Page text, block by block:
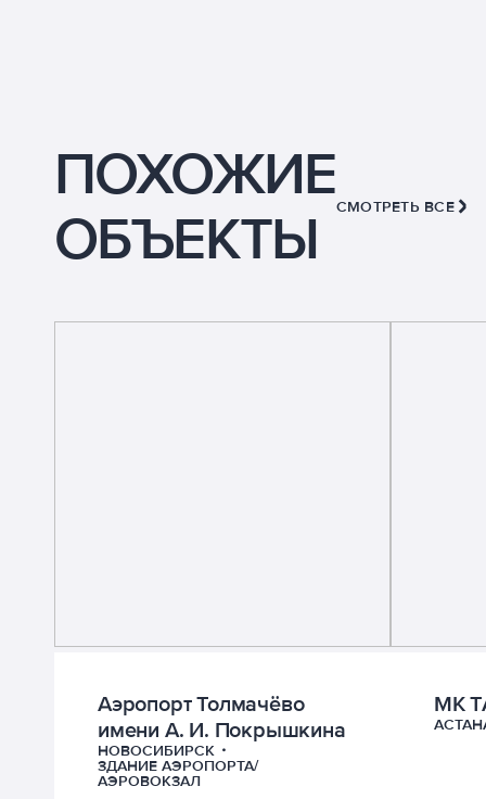
ПОХОЖИЕ
ОБЪЕКТЫ
СМОТРЕТЬ ВСЕ
Аэропорт Толмачёво
имени А. И. Покрышкина
НОВОСИБИРСК
ЗДАНИЕ АЭРОПОРТА/
АЭРОВОКЗАЛ
МК